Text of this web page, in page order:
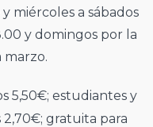
miércoles a sábados
y domingos por la
marzo.
5,50€; estudiantes y
2,70€; gratuita para